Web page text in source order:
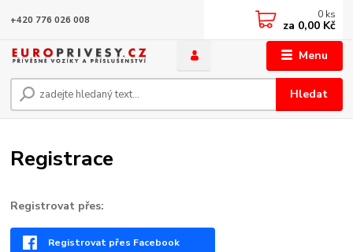
Menu
Hledat
+420 776 026 008 0 ks
za 0,00 Kč
Registrace
Registrovat přes:
Registrovat přes Facebook